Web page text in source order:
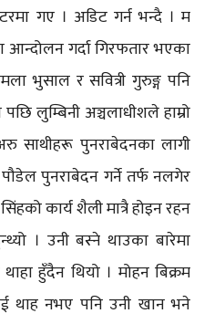
गए । अडिट गर्न भन्दै । म
आन्दोलन गर्दा गिरफतार भएका
भुसाल र सवित्री गुरुङ्ग पनि
लुम्बिनी अञ्चलाधीशले हाम्रो
साथीहरू पुनराबेदनका लागी
पुनराबेदन गर्ने तर्फ नलगेर
कार्य शैली मात्रै होइन रहन
। उनी बस्ने थाउका बारेमा
हुँदैन थियो । मोहन बिक्रम
थाह नभए पनि उनी खान भने